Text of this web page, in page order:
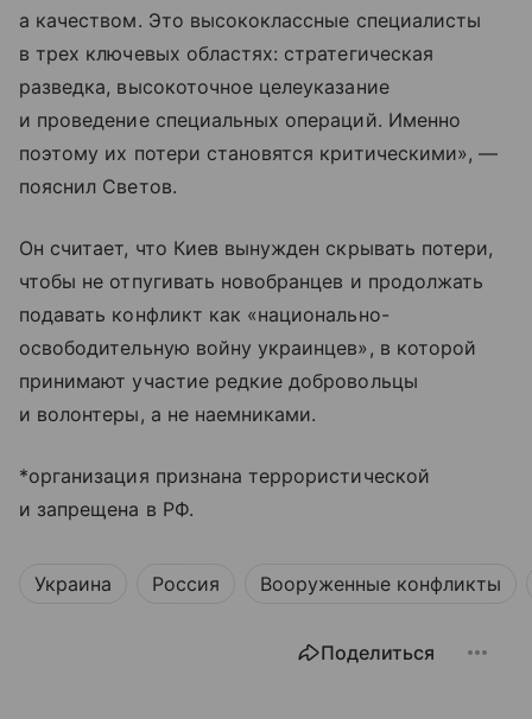
а качеством. Это высококлассные специалисты
в трех ключевых областях: стратегическая
разведка, высокоточное целеуказание
и проведение специальных операций. Именно
поэтому их потери становятся критическими», —
пояснил Светов.
Он считает, что Киев вынужден скрывать потери,
чтобы не отпугивать новобранцев и продолжать
подавать конфликт как «национально-
освободительную войну украинцев», в которой
принимают участие редкие добровольцы
и волонтеры, а не наемниками.
*организация признана террористической
и запрещена в РФ.
Украина Россия Вооруженные конфликты
Поделиться